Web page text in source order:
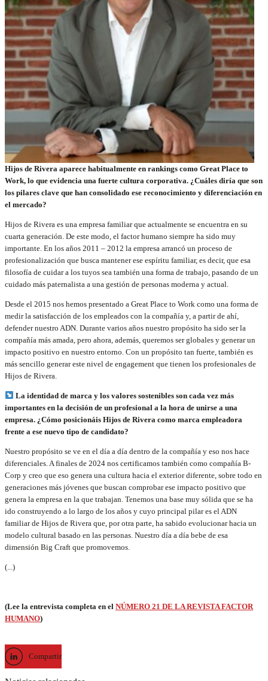
Hijos de Rivera aparece habitualmente en rankings como Great Place to
Work, lo que evidencia una fuerte cultura corporativa. ¿Cuáles diría que son
los pilares clave que han consolidado ese reconocimiento y diferenciación en
el mercado?
Hijos de Rivera es una empresa familiar que actualmente se encuentra en su
cuarta generación. De este modo, el factor humano siempre ha sido muy
importante. En los años 2011 – 2012 la empresa arrancó un proceso de
profesionalización que busca mantener ese espíritu familiar, es decir, que esa
filosofía de cuidar a los tuyos sea también una forma de trabajo, pasando de un
cuidado más paternalista a una gestión de personas moderna y actual.
Desde el 2015 nos hemos presentado a Great Place to Work como una forma de
medir la satisfacción de los empleados con la compañía y, a partir de ahí,
defender nuestro ADN. Durante varios años nuestro propósito ha sido ser la
compañía más amada, pero ahora, además, queremos ser globales y generar un
impacto positivo en nuestro entorno. Con un propósito tan fuerte, también es
más sencillo generar este nivel de engagement que tienen los profesionales de
Hijos de Rivera.
La identidad de marca y los valores sostenibles son cada vez más
importantes en la decisión de un profesional a la hora de unirse a una
empresa. ¿Cómo posicionáis Hijos de Rivera como marca empleadora
frente a ese nuevo tipo de candidato?
Nuestro propósito se ve en el día a día dentro de la compañía y eso nos hace
diferenciales. A finales de 2024 nos certificamos también como compañía B-
Corp y creo que eso genera una cultura hacia el exterior diferente, sobre todo en
generaciones más jóvenes que buscan comprobar ese impacto positivo que
genera la empresa en la que trabajan. Tenemos una base muy sólida que se ha
ido construyendo a lo largo de los años y cuyo principal pilar es el ADN
familiar de Hijos de Rivera que, por otra parte, ha sabido evolucionar hacia un
modelo cultural basado en las personas. Nuestro día a día bebe de esa
dimensión Big Craft que promovemos.
(...)
(Lee la entrevista completa en el NÚMERO 21 DE LA REVISTA FACTOR
HUMANO)
Compartir